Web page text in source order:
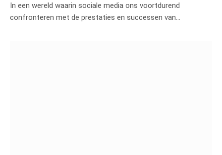
In een wereld waarin sociale media ons voortdurend
confronteren met de prestaties en successen van…